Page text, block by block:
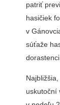
patriť
hasičiek
v
súťaže
uskutoční